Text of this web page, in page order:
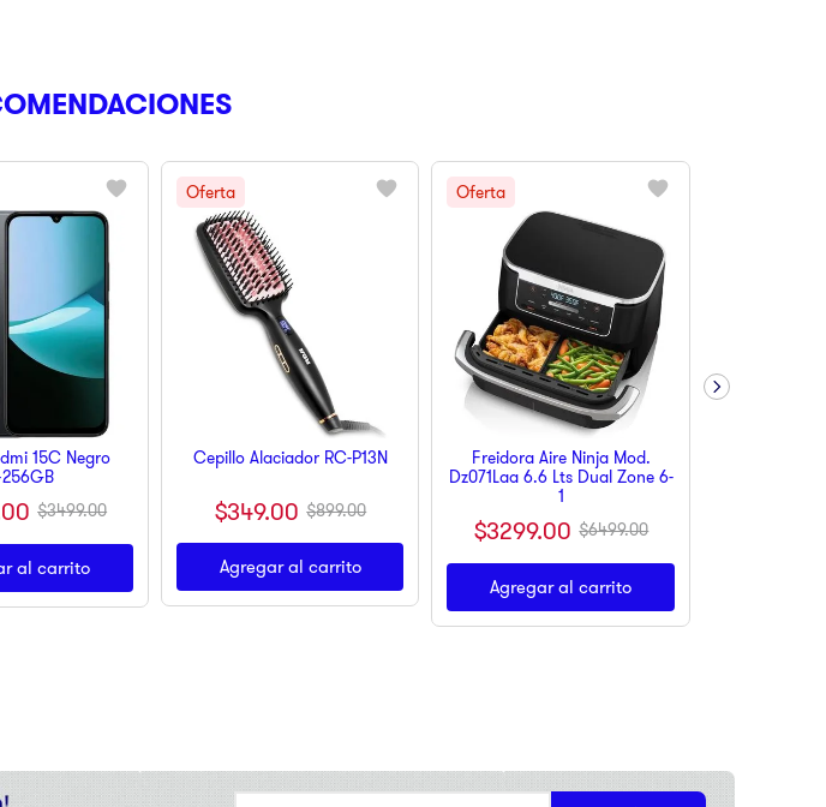
15C Negro
00 $3499.00
al carrito
Cepillo Alaciador RC-P13N
$349.00 $899.00
Agregar al carrito
Freidora Aire Ninja Mod.
Dz071Laa 6.6 Lts Dual Zone 6-
1
$3299.00 $6499.00
Agregar al carrito